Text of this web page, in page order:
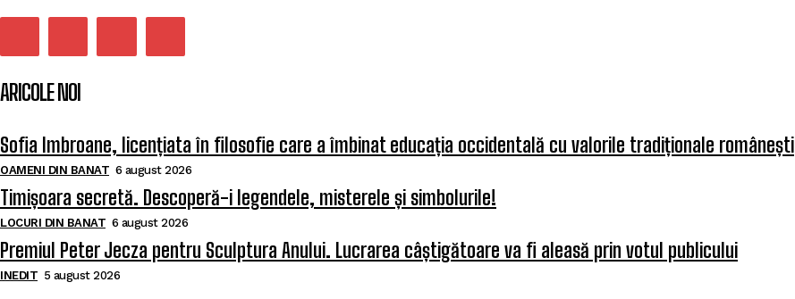
ARICOLE NOI
Sofia Imbroane, licențiata în filosofie care a îmbinat educația occidentală cu valorile tradiționale românești
OAMENI DIN BANAT 6 august 2026
Timișoara secretă. Descoperă-i legendele, misterele și simbolurile!
LOCURI DIN BANAT 6 august 2026
Premiul Peter Jecza pentru Sculptura Anului. Lucrarea câștigătoare va fi aleasă prin votul publicului
INEDIT 5 august 2026